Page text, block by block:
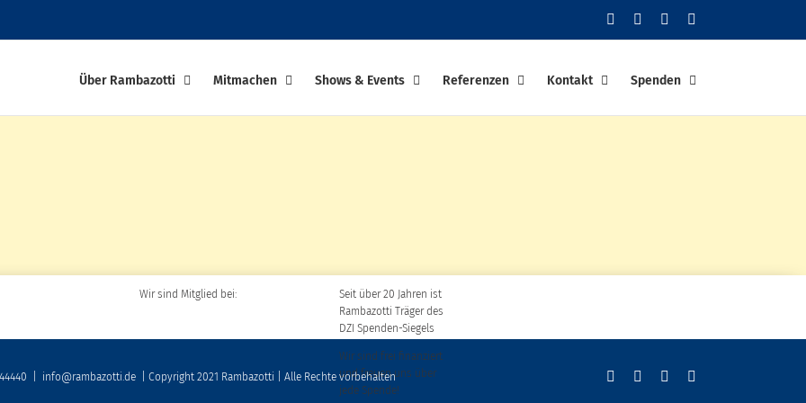
FacebookYouTubeInstagram
Über Rambazotti Mitmachen Shows & Events Referenzen Kontakt Spenden
Wir sind Mitglied bei:
Seit über 20 Jahren ist
Rambazotti Träger des
DZI Spenden-Siegels
Wir sind frei finanziert
und freuen uns über
jede Spende!
info@rambazotti.de | Copyright 2021 Rambazotti | Alle Rechte vorbehalten